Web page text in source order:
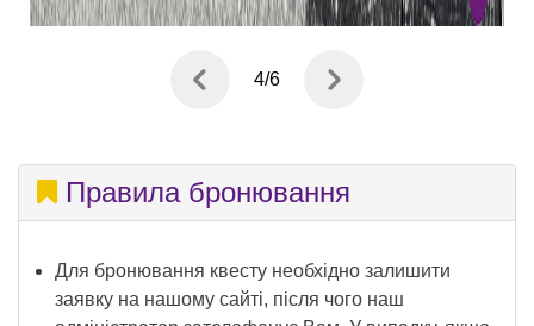
4/6
Правила бронювання
Для бронювання квесту необхідно залишити
заявку на нашому сайті, після чого наш